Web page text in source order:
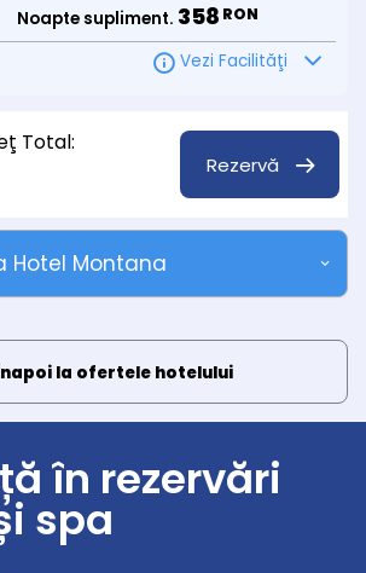
Noapte supliment. 358 RON
Vezi Facilităţi
Total:
Rezervă
Hotel Montana
la ofertele hotelului
în rezervări
spa